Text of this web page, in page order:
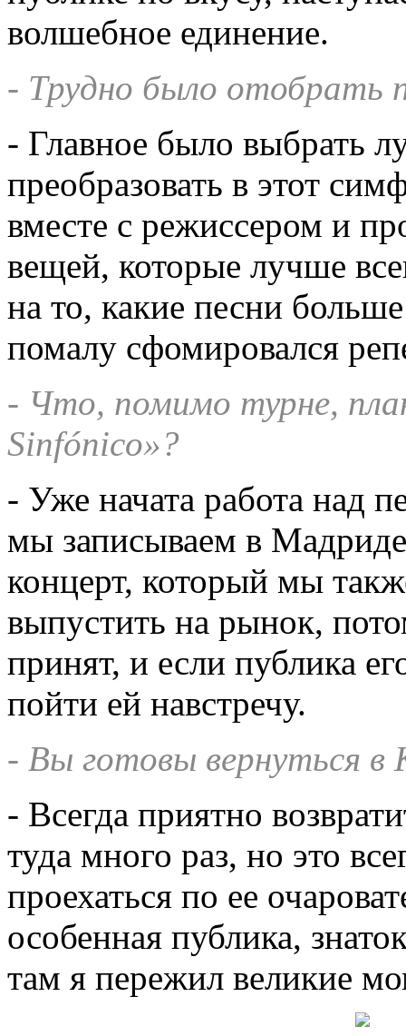
волшебное единение.
- Трудно было отобрать
- Главное было выбрать
преобразовать в этот
вместе с режиссером и
вещей, которые лучше
на то, какие песни
помалу сфомировался
- Что, помимо турне,
Sinfónico»?
- Уже начата работа над
мы записываем в
концерт, который мы
выпустить на рынок,
принят, и если публика
пойти ей навстречу.
- Вы готовы вернуться в
- Всегда приятно
туда много раз, но это
проехаться по ее
особенная публика,
там я пережил великие